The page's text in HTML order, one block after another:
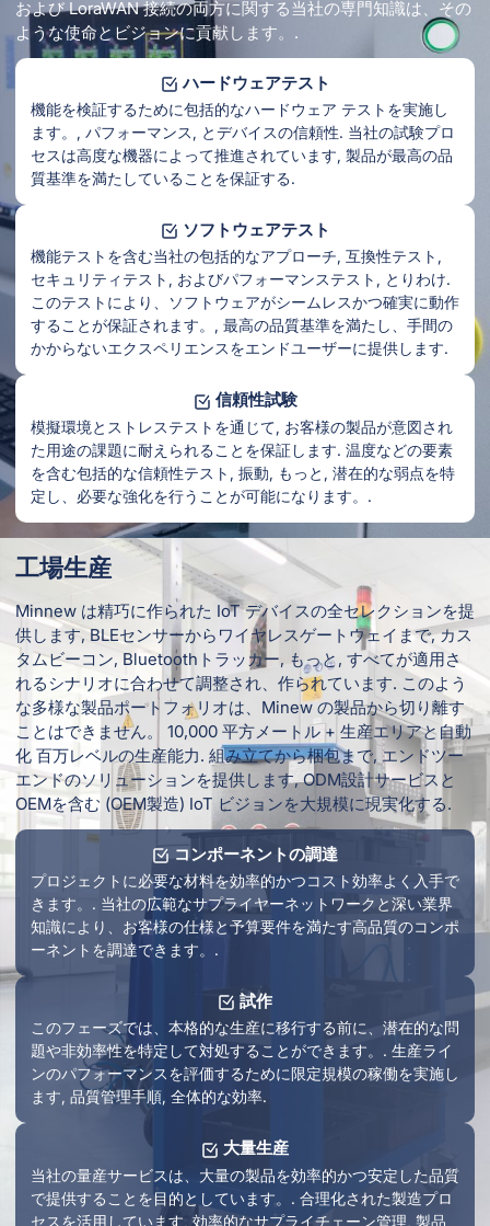
および LoraWAN 接続の両方に関する当社の専門知識は、その
ような使命とビジョンに貢献します。.
ハードウェアテスト
機能を検証するために包括的なハードウェア テストを実施し
ます。, パフォーマンス, とデバイスの信頼性. 当社の試験プロ
セスは高度な機器によって推進されています, 製品が最高の品
質基準を満たしていることを保証する.
ソフトウェアテスト
機能テストを含む当社の包括的なアプローチ, 互換性テスト,
セキュリティテスト, およびパフォーマンステスト, とりわけ.
このテストにより、ソフトウェアがシームレスかつ確実に動作
することが保証されます。, 最高の品質基準を満たし、手間の
かからないエクスペリエンスをエンドユーザーに提供します.
信頼性試験
模擬環境とストレステストを通じて, お客様の製品が意図され
た用途の課題に耐えられることを保証します. 温度などの要素
を含む包括的な信頼性テスト, 振動, もっと, 潜在的な弱点を特
定し、必要な強化を行うことが可能になります。.
工場生産
Minnew は精巧に作られた IoT デバイスの全セレクションを提
供します, BLEセンサーからワイヤレスゲートウェイまで, カス
タムビーコン, Bluetoothトラッカー, もっと, すべてが適用さ
れるシナリオに合わせて調整され、作られています. このよう
な多様な製品ポートフォリオは、Minew の製品から切り離す
ことはできません。 10,000 平方メートル + 生産エリアと自動
化 百万レベルの生産能力. 組み立てから梱包まで, エンドツー
エンドのソリューションを提供します, ODM設計サービスと
OEMを含む (OEM製造) IoT ビジョンを大規模に現実化する.
コンポーネントの調達
プロジェクトに必要な材料を効率的かつコスト効率よく入手で
きます。. 当社の広範なサプライヤーネットワークと深い業界
知識により、お客様の仕様と予算要件を満たす高品質のコンポ
ーネントを調達できます。.
試作
このフェーズでは、本格的な生産に移行する前に、潜在的な問
題や非効率性を特定して対処することができます。. 生産ライ
ンのパフォーマンスを評価するために限定規模の稼働を実施し
ます, 品質管理手順, 全体的な効率.
大量生産
当社の量産サービスは、大量の製品を効率的かつ安定した品質
で提供することを目的としています。. 合理化された製造プロ
セスを活用しています, 効率的なサプライチェーン管理, 製品